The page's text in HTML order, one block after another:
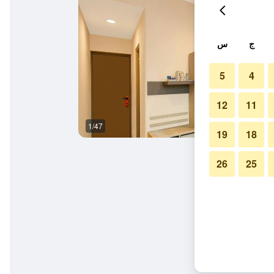
1/47
ج س
4
5
11
12
18
19
25
26